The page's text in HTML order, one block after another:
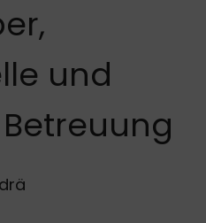
und